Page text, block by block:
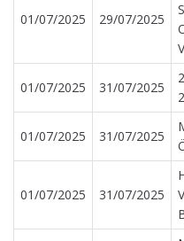
01/07/2025 29/07/2025
01/07/2025 31/07/2025
01/07/2025 31/07/2025
01/07/2025 31/07/2025